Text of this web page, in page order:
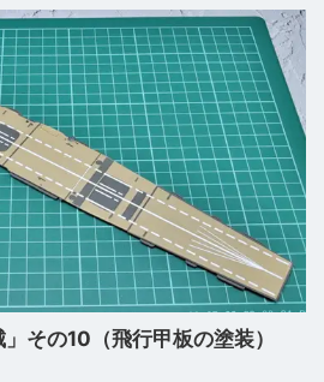
その10（飛行甲板の塗装）